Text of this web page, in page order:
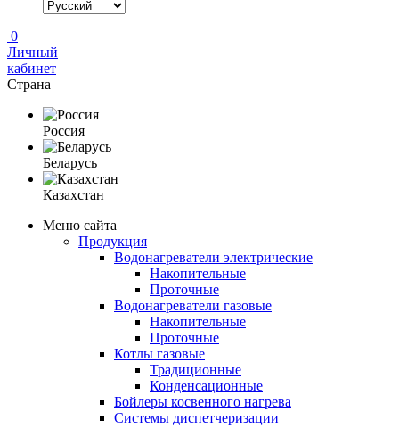
0
Личный
кабинет
Страна
Россия
Беларусь
Казахстан
Меню сайта
Продукция
Водонагреватели электрические
Накопительные
Проточные
Водонагреватели газовые
Накопительные
Проточные
Котлы газовые
Традиционные
Конденсационные
Бойлеры косвенного нагрева
Системы диспетчеризации